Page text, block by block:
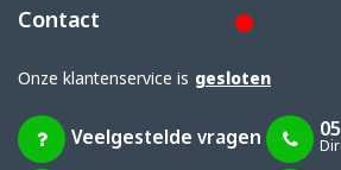
Contact
Onze klantenservice is gesloten
Veelgestelde vragen